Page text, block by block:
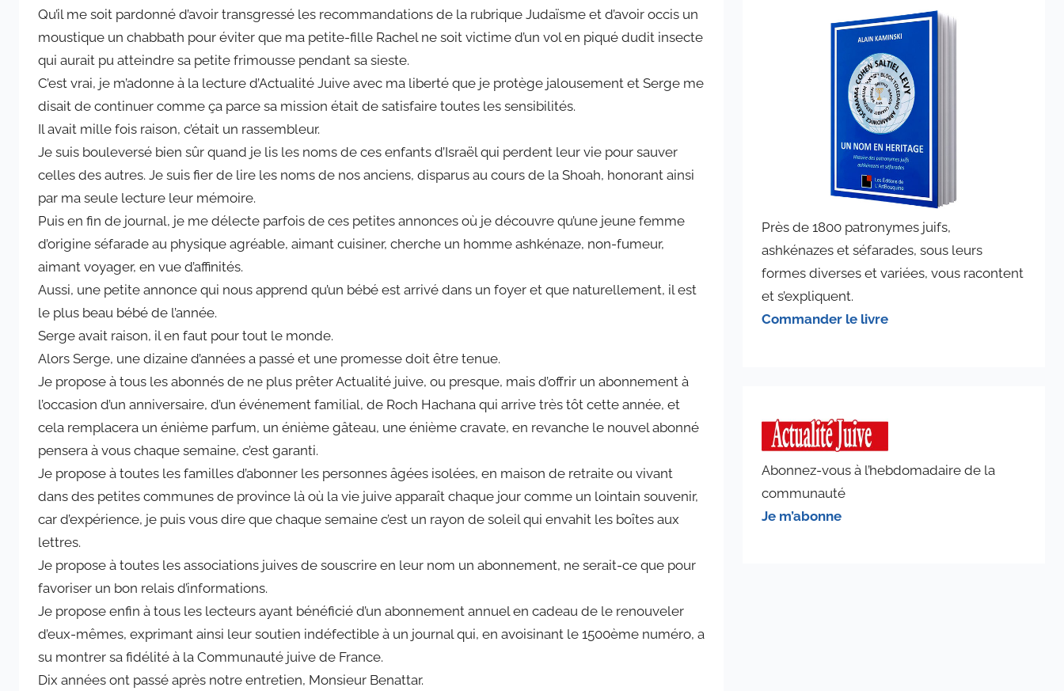
Qu’il me soit pardonné d’avoir transgressé les recommandations de la rubrique Judaïsme et d’avoir occis un
moustique un chabbath pour éviter que ma petite-fille Rachel ne soit victime d’un vol en piqué dudit insecte
qui aurait pu atteindre sa petite frimousse pendant sa sieste.
C’est vrai, je m’adonne à la lecture d’Actualité Juive avec ma liberté que je protège jalousement et Serge me
disait de continuer comme ça parce sa mission était de satisfaire toutes les sensibilités.
Il avait mille fois raison, c’était un rassembleur.
Je suis bouleversé bien sûr quand je lis les noms de ces enfants d’Israël qui perdent leur vie pour sauver
celles des autres. Je suis fier de lire les noms de nos anciens, disparus au cours de la Shoah, honorant ainsi
par ma seule lecture leur mémoire.
Puis en fin de journal, je me délecte parfois de ces petites annonces où je découvre qu’une jeune femme
d’origine séfarade au physique agréable, aimant cuisiner, cherche un homme ashkénaze, non-fumeur,
aimant voyager, en vue d’affinités.
Aussi, une petite annonce qui nous apprend qu’un bébé est arrivé dans un foyer et que naturellement, il est
le plus beau bébé de l’année.
Serge avait raison, il en faut pour tout le monde.
Alors Serge, une dizaine d’années a passé et une promesse doit être tenue.
Je propose à tous les abonnés de ne plus prêter Actualité juive, ou presque, mais d’offrir un abonnement à
l’occasion d’un anniversaire, d’un événement familial, de Roch Hachana qui arrive très tôt cette année, et
cela remplacera un énième parfum, un énième gâteau, une énième cravate, en revanche le nouvel abonné
pensera à vous chaque semaine, c’est garanti.
Je propose à toutes les familles d’abonner les personnes âgées isolées, en maison de retraite ou vivant
dans des petites communes de province là où la vie juive apparaît chaque jour comme un lointain souvenir,
car d’expérience, je puis vous dire que chaque semaine c’est un rayon de soleil qui envahit les boîtes aux
lettres.
Je propose à toutes les associations juives de souscrire en leur nom un abonnement, ne serait-ce que pour
favoriser un bon relais d’informations.
Je propose enfin à tous les lecteurs ayant bénéficié d’un abonnement annuel en cadeau de le renouveler
d’eux-mêmes, exprimant ainsi leur soutien indéfectible à un journal qui, en avoisinant le 1500ème numéro, a
su montrer sa fidélité à la Communauté juive de France.
Dix années ont passé après notre entretien, Monsieur Benattar.
Près de 1800 patronymes juifs,
ashkénazes et séfarades, sous leurs
formes diverses et variées, vous racontent
et s’expliquent.
Commander le livre
Abonnez-vous à l’hebdomadaire de la
communauté
Je m’abonne